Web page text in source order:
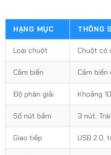
HẠNG MỤC THÔNG
Loại chuột Chuột có
Cảm biến Cảm biến
Độ phân giải Khoảng
Số nút bấm 3 nút:
Giao tiếp USB 2.0,